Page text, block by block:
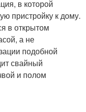
в которой
пристройку к дому.
в открытом
а не
подобной
свайный
и полом